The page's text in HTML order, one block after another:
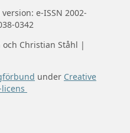
e-ISSN 2002-
0342
och Christian Ståhl |
under Creative
licens